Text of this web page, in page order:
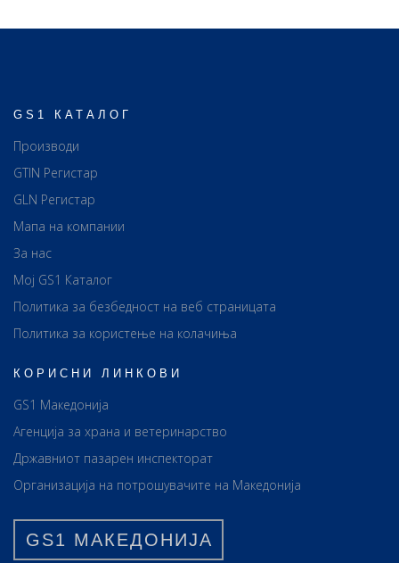
GS1 КАТАЛОГ
Производи
GTIN Регистар
GLN Регистар
Мапа на компании
За нас
Мој GS1 Каталог
Политика за безбедност на веб страницата
Политика за користење на колачиња
КОРИСНИ ЛИНКОВИ
GS1 Македонија
Агенција за храна и ветеринарство
Државниот пазарен инспекторат
Организација на потрошувачите на Македонија
GS1 МАКЕДОНИЈА